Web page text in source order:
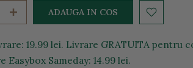
ADAUGA IN COS
19.99 lei. Livrare GRATUITA pentru
Easybox Sameday: 14.99 lei.